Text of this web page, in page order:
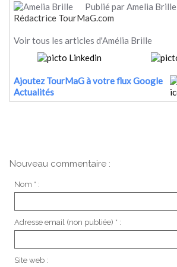
Publié par Amelia Brille
Rédactrice TourMaG.com
Voir tous les articles d'Amélia Brille
Ajoutez TourMaG à votre flux Google
Actualités
Nouveau commentaire :
Nom * :
Adresse email (non publiée) * :
Site web :